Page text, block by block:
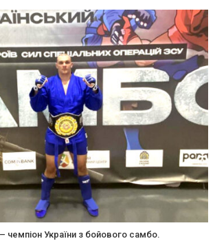
чемпіон України з бойового самбо.